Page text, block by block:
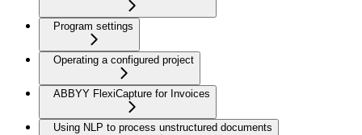
Program settings
Operating a configured project
ABBYY FlexiCapture for Invoices
Using NLP to process unstructured documents